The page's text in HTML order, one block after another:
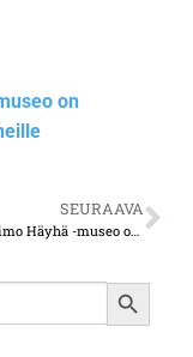
on
SEURAAVA
Kollaa- ja Simo Häyhä -museo on tarkoitettu sotahistoriasta kiinnostuneille
SEARCH